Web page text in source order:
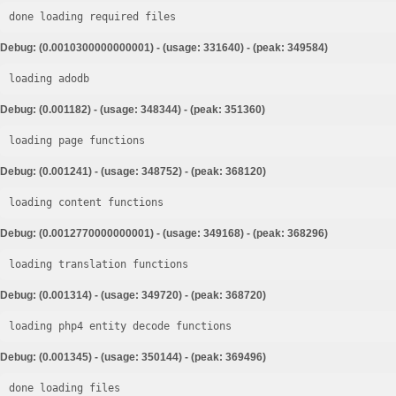
done loading required files
Debug: (0.0010300000000001) - (usage: 331640) - (peak: 349584)
loading adodb
Debug: (0.001182) - (usage: 348344) - (peak: 351360)
loading page functions
Debug: (0.001241) - (usage: 348752) - (peak: 368120)
loading content functions
Debug: (0.0012770000000001) - (usage: 349168) - (peak: 368296)
loading translation functions
Debug: (0.001314) - (usage: 349720) - (peak: 368720)
loading php4 entity decode functions
Debug: (0.001345) - (usage: 350144) - (peak: 369496)
done loading files